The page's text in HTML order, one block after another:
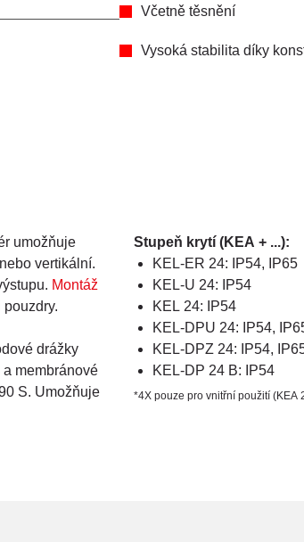
Včetně těsnění
Vysoká stabilita díky
umožňuje
vertikální.
Montáž
drážky
a membránové
S. Umožňuje
Stupeň krytí (KEA + ...):
KEL-ER 24: IP54, IP65
KEL-U 24: IP54
KEL 24: IP54
KEL-DPU 24: IP54,
KEL-DPZ 24: IP54,
KEL-DP 24 B: IP54
*4X pouze pro vnitřní použití (KEA